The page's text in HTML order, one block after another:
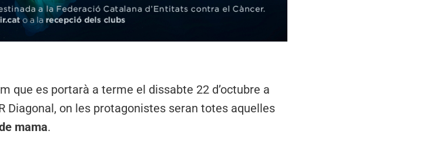
que es portarà a terme el dissabte 22 d’octubre a
Diagonal, on les protagonistes seran totes aquelles
mama.